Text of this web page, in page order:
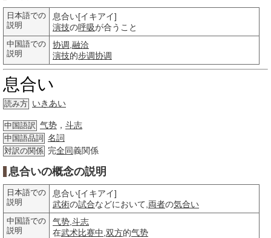
日本語での
説明
息合い[イキアイ]
演技の呼吸が合うこと
中国語での
説明
协调 融洽
演技的步调协调
息合い
読み方 いきあい
中国語訳 气势 ， 斗志
中国語品詞 名詞
対訳の関係 完全同義関係
息合いの概念の説明
日本語での
説明
息合い[イキアイ]
武術の試合などにおいて, 両者の気合い
中国語での
説明
气势 斗志
在武术比赛中 双方的气势